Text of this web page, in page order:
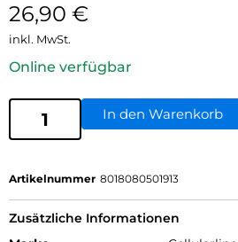
26,90 €
inkl. MwSt.
Online verfügbar
In den Warenkorb
Artikelnummer 8018080501913
Zusätzliche Informationen